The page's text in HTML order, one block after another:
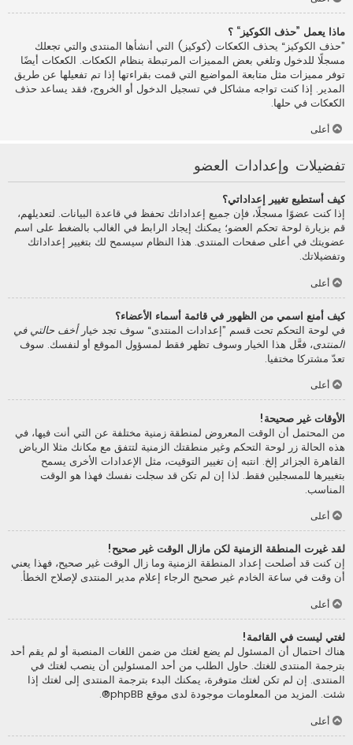
ماذا يعمل ”حذف الكوكيز“ ؟
”حذف الكوكيز“ يحذف الكعكات (كوكيز) التي أنشأها المنتدى والتي تجعلك
مسجلًا للدخول وتلغي بعض المميزات المرتبطة بنظام الكعكات. الكعكات أيضًا
توفر مميزات مثل متابعة المواضيع التي قمت بقراءتها إذا تم تفعيلها عن طريق
المدير. إذا كنت تواجه مشاكل في تسجيل الدخول أو الخروج، فقد يساعد حذف
الكعكات في حلها.
أعلى
تفضيلات وإعدادات العضو
كيف أستطيع تغيير إعداداتي؟
إذا كنت عضوًا مسجلًا، فإن جميع إعداداتك تحفظ في قاعدة البيانات. لتعديلهم،
قم بزيارة لوحة تحكم العضو؛ يمكنك إيجاد الرابط في الغالب بالضغط على اسم
عضويتك في أعلى صفحات المنتدى. هذا النظام سيسمح لك بتغيير إعداداتك
وتفضيلاتك.
أعلى
كيف أمنع اسمي من الظهور في قائمة أسماء الأعضاء؟
في لوحة التحكم تحت قسم ”إعدادات المنتدى“ سوف تجد خيارأخف حالتي في
المنتدى، فعَّل هذا الخيار وسوف تظهر فقط لمسؤول الموقع أو لنفسك. سوف
تعدّ مشتركا مختفيا.
أعلى
الأوقات غير صحيحة!
من المحتمل أن الوقت المعروض لمنطقة زمنية مختلفة عن التي أنت فيها، في
هذه الحالة زر لوحة التحكم وغير منطقتك الزمنية لتتفق مع مكانك مثلا الرياض
القاهرة الجزائر إلخ. انتبه إن تغيير التوقيت، مثل الإعدادات الأخرى يسمح
بتغييرها للمسجلين فقط. لذا إن لم تكن قد سجلت نفسك فهذا هو الوقت
المناسب.
أعلى
لقد غيرت المنطقة الزمنية لكن مازال الوقت غير صحيح!
إن كنت قد أصلحت إعداد المنطقة الزمنية وما زال الوقت غير صحيح، فهذا يعني
أن وقت في ساعة الخادم غير صحيح الرجاء إعلام مدير المنتدى لإصلاح الخطأ.
أعلى
لغتي ليست في القائمة!
هناك احتمال أن المسئول لم يضع لغتك من ضمن اللغات المنصبة أو لم يقم أحد
بترجمة المنتدى للغتك. حاول الطلب من أحد المسئولين أن ينصب لغتك في
المنتدى. إن لم تكن لغتك متوفرة، يمكنك البدء بترجمة المنتدى إلى لغتك إذا
شئت. المزيد من المعلومات موجودة لدى موقع phpBB
®.
أعلى